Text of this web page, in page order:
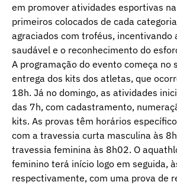
em promover atividades esportivas
primeiros colocados de cada
agraciados com troféus, incentivando
saudável e o reconhecimento do
A programação do evento começa no
entrega dos kits dos atletas, que
18h. Já no domingo, as atividades
das 7h, com cadastramento,
kits. As provas têm horários
com a travessia curta masculina às
travessia feminina às 8h02. O
feminino terá início logo em seguida,
respectivamente, com uma prova de